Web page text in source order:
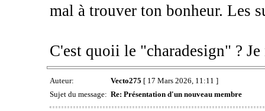
mal à trouver ton bonheur. Les
C'est quoii le "charadesign" ?
Auteur: Vecto275 [ 17 Mars 2026, 11:11 ]
Sujet du message: Re: Présentation d'un nouveau membre